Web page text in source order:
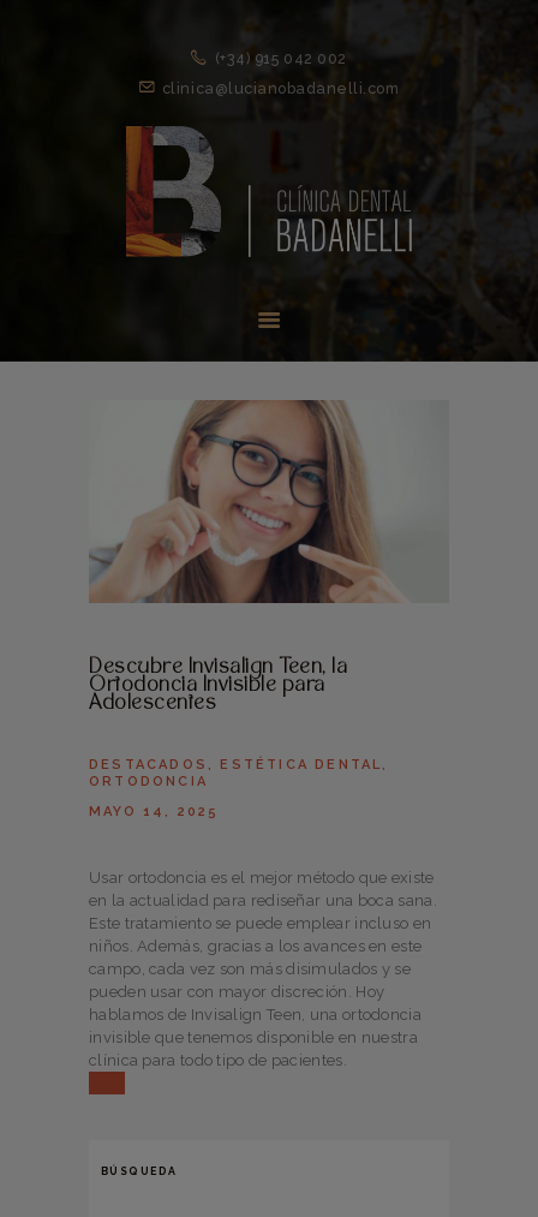
(+34) 915 042 002
clinica@lucianobadanelli.com
EQUIPO
NOVEDADES
CONTACTO
Descubre Invisalign Teen, la
Ortodoncia Invisible para
Adolescentes
DESTACADOS , ESTÉTICA DENTAL ,
ORTODONCIA
MAYO 14, 2025
Usar ortodoncia es el mejor método que existe
en la actualidad para rediseñar una boca sana.
Este tratamiento se puede emplear incluso en
niños. Además, gracias a los avances en este
campo, cada vez son más disimulados y se
pueden usar con mayor discreción. Hoy
hablamos de Invisalign Teen, una ortodoncia
invisible que tenemos disponible en nuestra
clínica para todo tipo de pacientes.
BÚSQUEDA